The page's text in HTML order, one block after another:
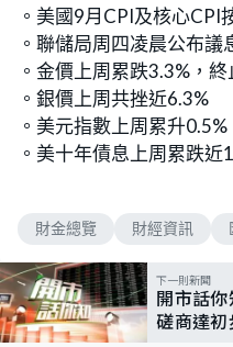
3
%
。美國9月CPI及核心CPI
。聯儲局周四凌晨公布議
。金價上周累跌3.3%，
。銀價上周共挫近6.3%
。美元指數上周累升
。美十年債息上周累跌近
財金總覽 財經資訊
下一則新聞
開市話你知
磋商達